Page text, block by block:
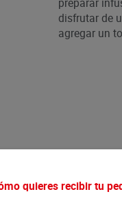
disfrutar de
agregar un
quieres recibir tu